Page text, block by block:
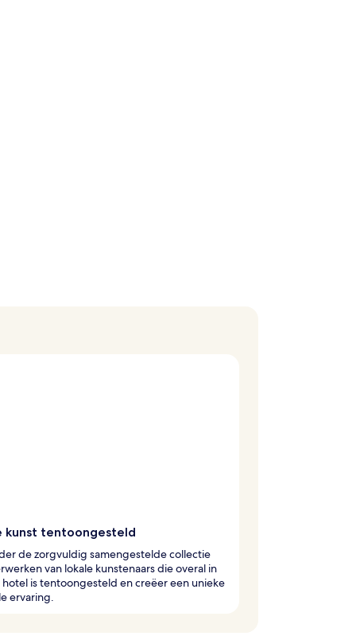
kunst tentoongesteld
de zorgvuldig samengestelde collectie
van lokale kunstenaars die overal in
is tentoongesteld en creëer een unieke
ervaring.